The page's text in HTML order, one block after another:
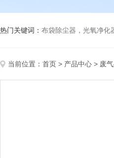
热门关键词： 布袋除尘器，光氧净化器，等
当前位置： 首页 > 产品中心 > 废